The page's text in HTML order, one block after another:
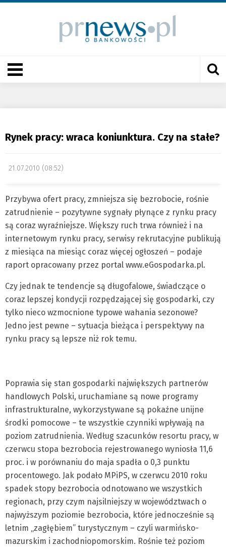
Rynek pracy: wraca koniunktura. Czy na stałe?
21.07.2010 (08:52)
Przybywa ofert pracy, zmniejsza się bezrobocie, rośnie
zatrudnienie – pozytywne sygnały płynące z rynku pracy
są coraz wyraźniejsze. Większy ruch trwa również i na
internetowym rynku pracy, serwisy rekrutacyjne publikują
z miesiąca na miesiąc coraz więcej ogłoszeń – podaje
raport opracowany przez portal www.eGospodarka.pl.
Czy jednak te tendencje są długofalowe, świadczące o
coraz lepszej kondycji rozpędzającej się gospodarki, czy
tylko nieco wzmocnione typowe wahania sezonowe?
Jedno jest pewne – sytuacja bieżąca i perspektywy na
rynku pracy są lepsze niż rok temu.
Poprawia się stan gospodarki największych partnerów
handlowych Polski, uruchamiane są nowe programy
infrastrukturalne, wykorzystywane są pokaźne unijne
środki pomocowe – te wszystkie czynniki wpływają na
poziom zatrudnienia. Według szacunków resortu pracy, w
czerwcu stopa bezrobocia rejestrowanego wyniosła 11,6
proc. i w porównaniu do maja spadła o 0,3 punktu
procentowego. Jak podało MPiPS, w czerwcu 2010 roku
spadek stopy bezrobocia odnotowano we wszystkich
regionach, przy czym najsilniejszy w województwach o
najwyższym poziomie bezrobocia, które jednocześnie są
letnim „zagłębiem” turystycznym – czyli warmińsko-
mazurskim i zachodniopomorskim. Rośnie też poziom